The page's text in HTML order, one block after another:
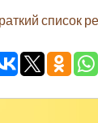
список